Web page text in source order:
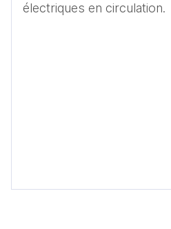
électriques en circulation.